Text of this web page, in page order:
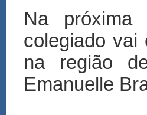
Na próxima
colegiado vai
na região
Emanuelle